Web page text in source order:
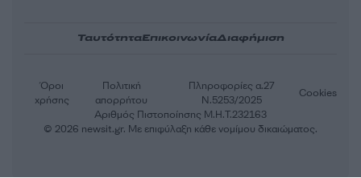
ΤαυτότηταΕπικοινωνίαΔιαφήμιση
Αριθμός Πιστοποίησης Μ.Η.Τ.232163
Όροι
χρήσης
Πολιτική
απορρήτου
Πληροφορίες α.27
Ν.5253/2025
Cookies
© 2026 newsit.gr. Με επιφύλαξη κάθε νομίμου δικαιώματος.